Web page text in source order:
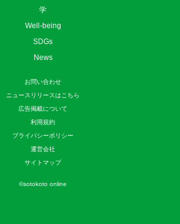
学
Well-being
SDGs
News
お問い合わせ
ニュースリリースはこちら
広告掲載について
利用規約
プライバシーポリシー
運営会社
サイトマップ
©sotokoto online